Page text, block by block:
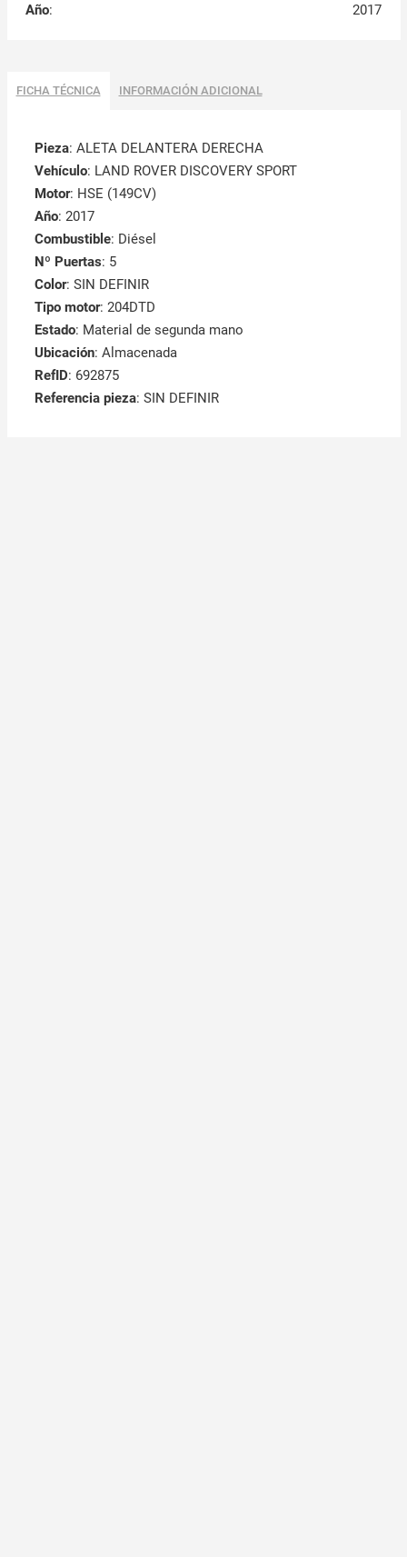
Año: 2017
FICHA TÉCNICA INFORMACIÓN ADICIONAL
Pieza: ALETA DELANTERA DERECHA
Vehículo: LAND ROVER DISCOVERY SPORT
Motor: HSE (149CV)
Año: 2017
Combustible: Diésel
Nº Puertas: 5
Color: SIN DEFINIR
Tipo motor: 204DTD
Estado: Material de segunda mano
Ubicación: Almacenada
RefID: 692875
Referencia pieza: SIN DEFINIR